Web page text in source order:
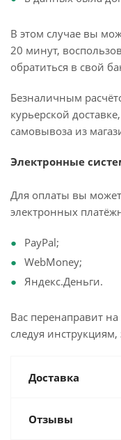
В этом случае вы
20 минут,
обратиться в свой
Безналичным
курьерской
самовывоза из
Электронные
Для оплаты вы
электронных
PayPal;
WebMoney;
Яндекс.Деньги.
Вас перенаправит
следуя
Доставка
Отзывы